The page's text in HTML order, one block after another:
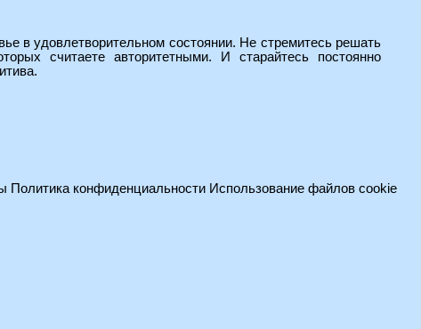
в удовлетворительном состоянии. Не стремитесь решать
считаете авторитетными. И старайтесь постоянно
Политика конфиденциальности Использование файлов cookie